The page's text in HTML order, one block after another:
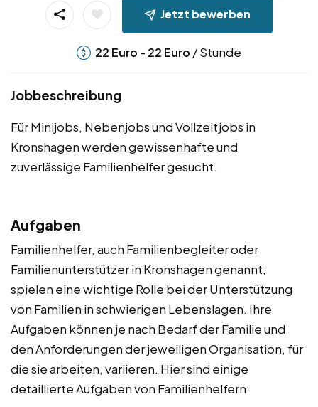
Jetzt bewerben
22 Euro - 22 Euro / Stunde
Jobbeschreibung
Für Minijobs, Nebenjobs und Vollzeitjobs in
Kronshagen werden gewissenhafte und
zuverlässige Familienhelfer gesucht.
Aufgaben
Familienhelfer, auch Familienbegleiter oder
Familienunterstützer in Kronshagen genannt,
spielen eine wichtige Rolle bei der Unterstützung
von Familien in schwierigen Lebenslagen. Ihre
Aufgaben können je nach Bedarf der Familie und
den Anforderungen der jeweiligen Organisation, für
die sie arbeiten, variieren. Hier sind einige
detaillierte Aufgaben von Familienhelfern: